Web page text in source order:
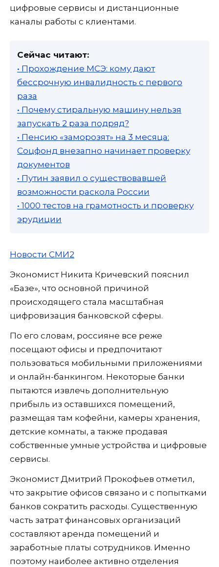
цифровые сервисы и дистанционные
каналы работы с клиентами.
Сейчас читают:
• Прохождение МСЭ: кому дают
бессрочную инвалидность с первого
раза
• Почему стиральную машину нельзя
запускать 2 раза подряд?
• Пенсию «заморозят» на 3 месяца:
Соцфонд внезапно начинает проверку
документов
• Путин заявил о существовавшей
возможности раскола России
• 1000 тестов на грамотность и проверку
эрудиции
Новости СМИ2
Экономист Никита Кричевский пояснил
«Базе», что основной причиной
происходящего стала масштабная
цифровизация банковской сферы.
По его словам, россияне все реже
посещают офисы и предпочитают
пользоваться мобильными приложениями
и онлайн-банкингом. Некоторые банки
пытаются извлечь дополнительную
прибыль из оставшихся помещений,
размещая там кофейни, камеры хранения,
детские комнаты, а также продавая
собственные умные устройства и цифровые
сервисы.
Экономист Дмитрий Прокофьев отметил,
что закрытие офисов связано и с попытками
банков сократить расходы. Существенную
часть затрат финансовых организаций
составляют аренда помещений и
заработные платы сотрудников. Именно
поэтому наиболее активно отделения